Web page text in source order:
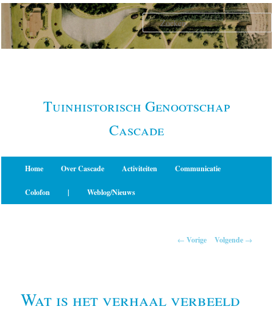
Spring
naar
primaire
Tuinhistorisch Genootschap
Cascade
Home Over Cascade Activiteiten Communicatie
Colofon | Weblog/Nieuws
← Vorige Volgende →
Wat is het verhaal verbeeld